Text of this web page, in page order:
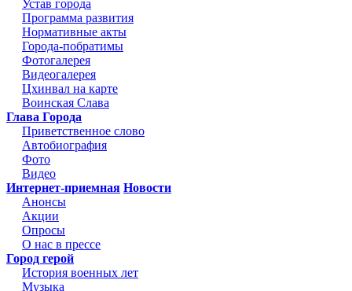
Устав города
Программа развития
Нормативные акты
Города-побратимы
Фотогалерея
Видеогалерея
Цхинвал на карте
Воинская Слава
Глава Города
Приветственное слово
Автобиография
Фото
Видео
Интернет-приемная Новости
Анонсы
Акции
Опросы
О нас в прессе
Город герой
История военных лет
Музыка